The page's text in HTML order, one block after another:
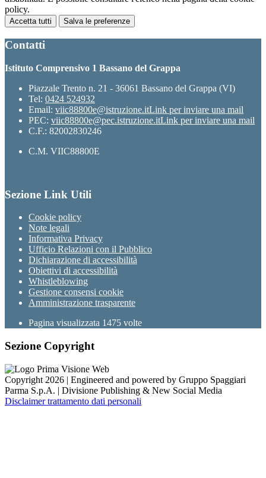
policy.
Accetta tutti Salva le preferenze
Contatti
Istituto Comprensivo 1 Bassano del Grappa
Piazzale Trento n. 21 - 36061 Bassano del Grappa (VI)
Tel: 0424 524932
Email: viic88800e@istruzione.itLink per inviare una mail
PEC: viic88800e@pec.istruzione.itLink per inviare una mail
C.F.: 82002830246
C.M. VIIC88800E
Sezione Link Utili
Cookie policy
Note legali
Informativa Privacy
Ufficio Relazioni con il Pubblico
Dichiarazione di accessibilità
Obiettivi di accessibilità
Whistleblowing
Gestione consensi cookie
Amministrazione trasparente
Pagina visualizzata 1475 volte
Sezione Copyright
Copyright 2026 | Engineered and powered by Gruppo Spaggiari
Parma S.p.A. | Divisione Publishing & New Social Media
Disclaimer trattamento dati personali